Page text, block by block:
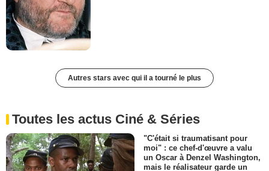
Autres stars avec qui il a tourné le plus
Toutes les actus Ciné & Séries
"C'était si traumatisant pour
moi" : ce chef-d'œuvre a valu
un Oscar à Denzel Washington,
mais le réalisateur garde un